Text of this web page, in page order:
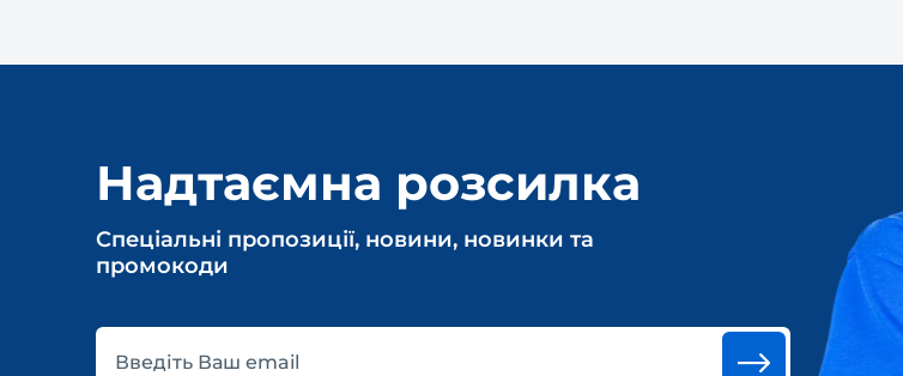
Введіть Ваш email
Надтаємна розсилка
Спеціальні пропозиції, новини, новинки та
промокоди